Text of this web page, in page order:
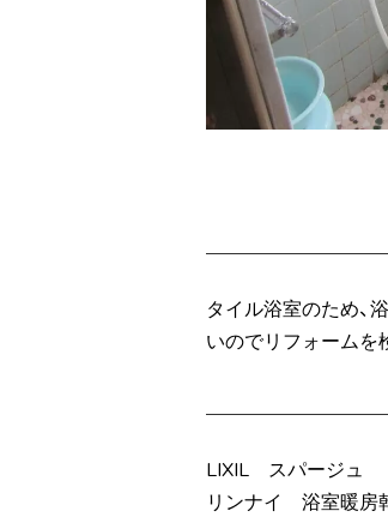
タイル浴室のため、
いのでリフォームを
LIXIL スパージュ
リンナイ 浴室暖房